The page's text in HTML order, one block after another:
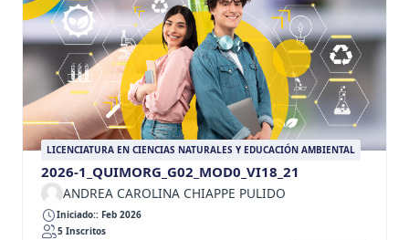
LICENCIATURA EN CIENCIAS NATURALES Y EDUCACIÓN AMBIENTAL
2026-1_QUIMORG_G02_MOD0_VI18_21
ANDREA CAROLINA CHIAPPE PULIDO
Iniciado:: Feb 2026
5 Inscritos